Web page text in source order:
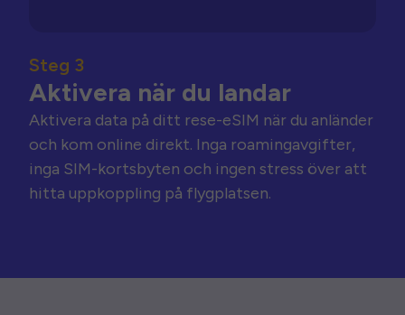
Steg 3
Aktivera när du landar
Aktivera data på ditt rese-eSIM när du anländer
och kom online direkt. Inga roamingavgifter,
inga SIM-kortsbyten och ingen stress över att
hitta uppkoppling på flygplatsen.